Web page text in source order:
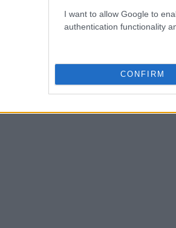
I want to allow Google to
authentication functionality
CONFIRM
A post shared by Lady Gaga (@ladygaga)
βρετανική εφημερίδα «The Sun»,
Gaga στο Instagram πολύ πριν τη
στην τελετή.